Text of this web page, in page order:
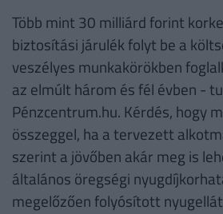
Több mint 30 milliárd forint
biztosítási járulék folyt be a
veszélyes munkakörökben
az elmúlt három és fél évben -
Pénzcentrum.hu. Kérdés, hogy
összeggel, ha a tervezett
szerint a jövőben akár meg is
általános öregségi
megelőzően folyósított